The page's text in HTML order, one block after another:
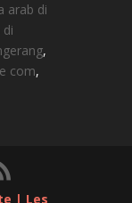
arab di
,
com,
| Les